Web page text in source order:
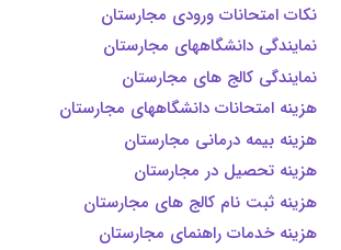
نکات امتحانات ورودی مجارستان
نمایندگی دانشگاههای مجارستان
نمایندگی کالج های مجارستان
هزینه امتحانات دانشگاههای مجارستان
هزینه بیمه درمانی مجارستان
هزینه تحصیل در مجارستان
هزینه ثبت نام کالج های مجارستان
هزینه خدمات راهنمای مجارستان